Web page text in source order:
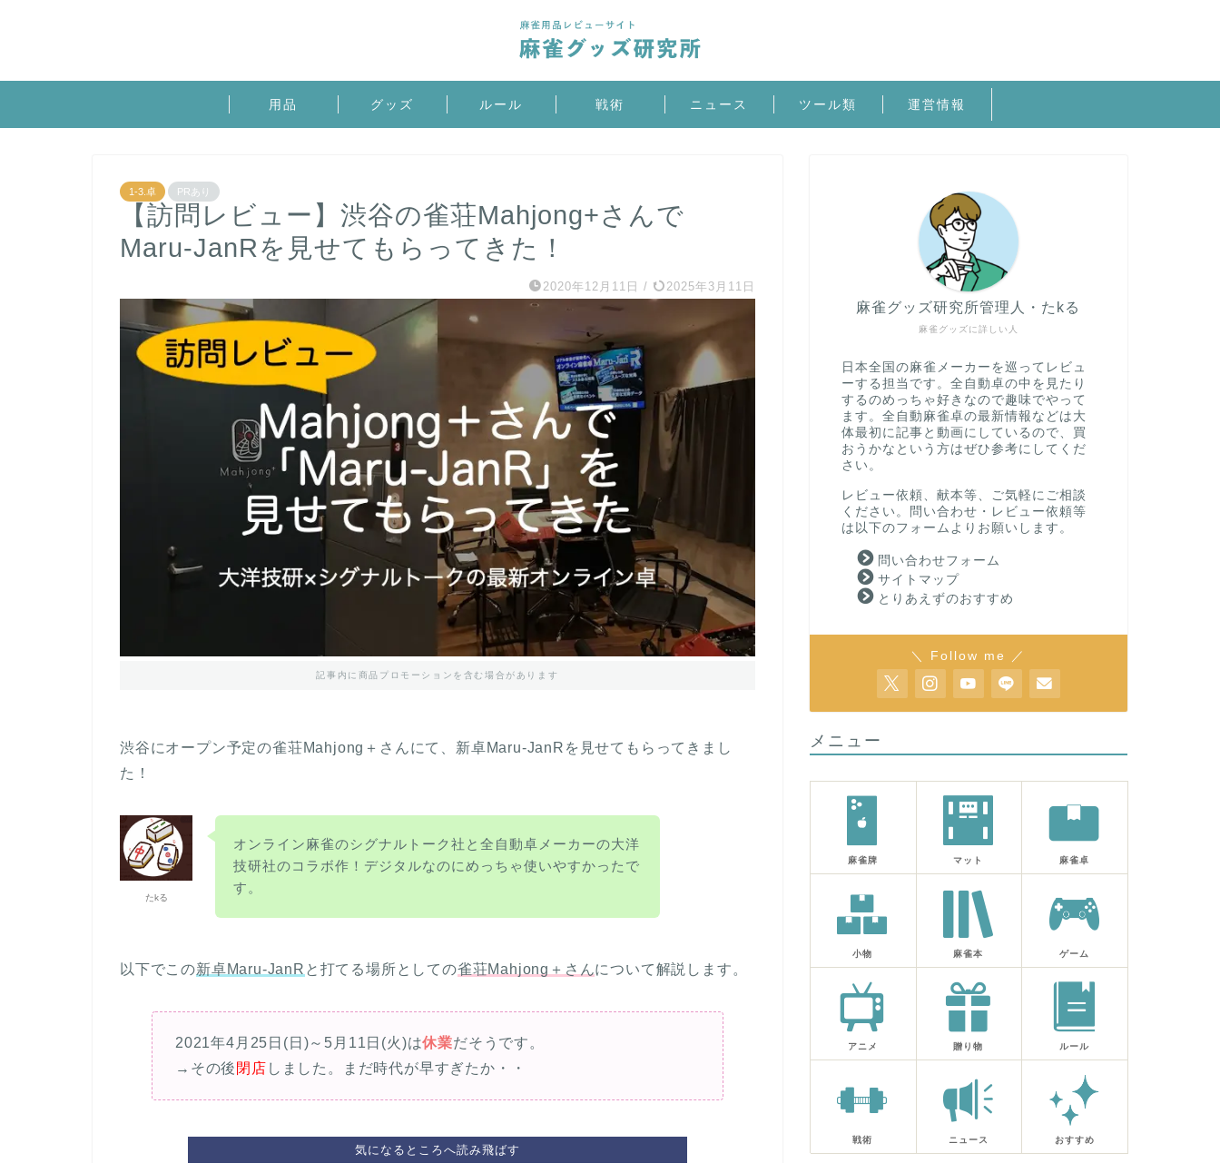
用品 グッズ ルール 戦術 ニュース ツール類 運営情報
1-3.卓 PRあり
【訪問レビュー】渋谷の雀荘Mahjong+さんで
Maru-JanRを見せてもらってきた！
2020年12月11日 / 2025年3月11日
記事内に商品プロモーションを含む場合があります
渋谷にオープン予定の雀荘Mahjong ＋ さんにて、新卓Maru-JanR を見せてもらってきまし
た！
たkる
オンライン麻雀のシグナルトーク社と全自動卓メーカーの大洋
技研社のコラボ作！ デジタルなのにめっちゃ使いやすかったで
す。
以下でこの新卓Maru-JanR と打てる場所としての雀荘Mahjong＋ さんについて解説します。
2021年4月25日(日)～5月11日(火)は休業だそうです。
→その後 閉店 しました。まだ時代が早すぎたか・・
気になるところへ読み飛ばす
麻雀グッズに詳しい人
麻雀グッズ研究所管理人・たkる
日本全国の麻雀メーカーを巡ってレビュ
ーする担当です。全自動卓の中を見たり
するのめっちゃ好きなので趣味でやって
ます。全自動麻雀卓の最新情報などは大
体最初に記事と動画にしているので、買
おうかなという方はぜひ参考にしてくだ
さい。
レビュー依頼、献本等、ご気軽にご相談
ください。問い合わせ・レビュー依頼等
は以下のフォームよりお願いします。
問い合わせフォーム
サイトマップ
とりあえずのおすすめ
＼ Follow me ／
メニュー
麻雀牌 マット 麻雀卓
小物 麻雀本 ゲーム
アニメ 贈り物 ルール
戦術 ニュース おすすめ